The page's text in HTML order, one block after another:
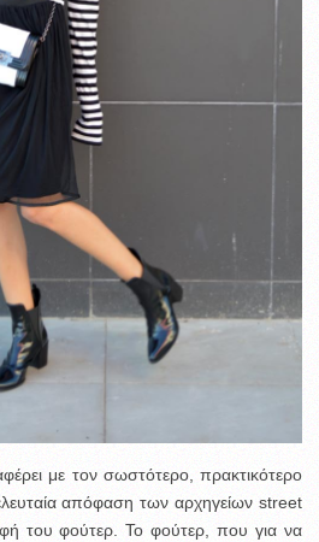
με τον σωστότερο, πρακτικότερο
απόφαση των αρχηγείων street
του φούτερ. Το φούτερ, που για να